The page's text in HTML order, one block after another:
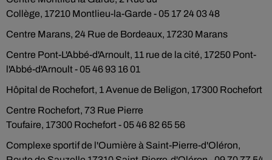
Collège, 17210 Montlieu-la-Garde - 05 17 24 03 48
Centre Marans, 24 Rue de Bordeaux, 17230 Marans
Centre Pont-L'Abbé-d'Arnoult, 11 rue de la cité, 17250 Pont-
l'Abbé-d'Arnoult - 05 46 93 16 01
Hôpital de Rochefort, 1 Avenue de Beligon, 17300 Rochefort
Centre Rochefort, 73 Rue Pierre
Toufaire, 17300 Rochefort - 05 46 82 65 56
Complexe sportif de l'Oumière à Saint-Pierre-d'Oléron,